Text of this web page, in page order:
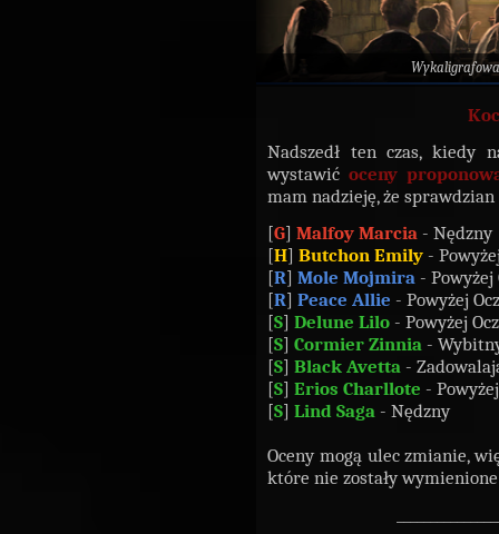
Nadszedł ten czas, kiedy
wystawićoceny
mam nadzieję, że
[G] Malfoy Marcia - Nędzny
[H] Butchon Emily -
[R] Mole Mojmira -
[R] Peace Allie - Powyżej
[S] Delune Lilo - Powyżej
[S] Cormier Zinnia -
[S] Black Avetta -
[S] Erios Charllote -
[S] Lind Saga - Nędzny
Oceny mogą ulec zmianie,
które nie zostały